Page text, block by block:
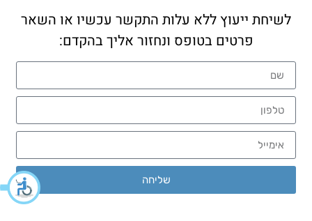
לשיחת ייעוץ ללא עלות התקשר עכשיו או השאר
פרטים בטופס ונחזור אליך בהקדם:
שליחה